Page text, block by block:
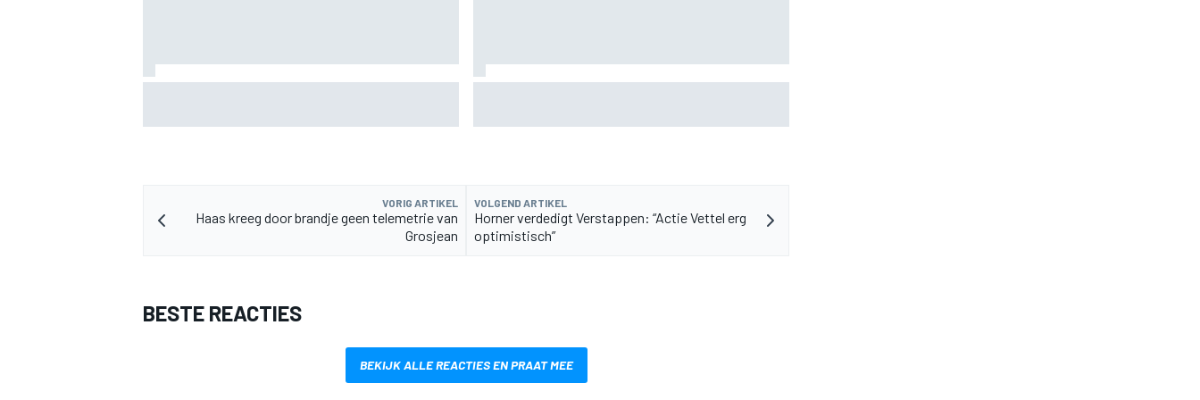
VORIG ARTIKEL
Haas kreeg door brandje geen telemetrie van
Grosjean
VOLGEND ARTIKEL
Horner verdedigt Verstappen: “Actie Vettel erg
optimistisch”
BESTE REACTIES
BEKIJK ALLE REACTIES EN PRAAT MEE